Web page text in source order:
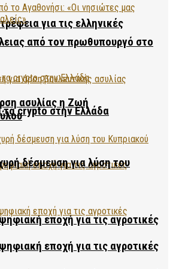
για τις ελληνικές
τα crypto στην Ελλάδα
εποχή για τις αγροτικές
από τον πρωθυπουργό στο
ασυλίας η Ζωή
δέσμευση για λύση του
εποχή για τις αγροτικές